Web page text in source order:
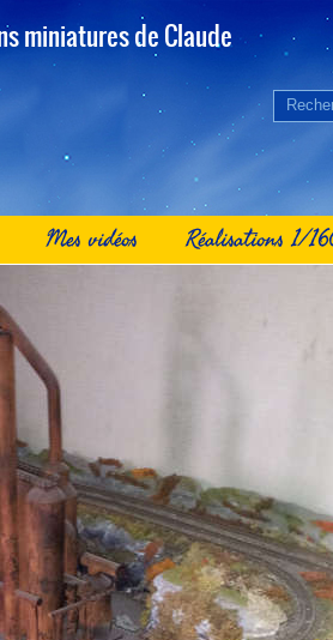
miniatures de Claude
Mes vidéos Réalisations 1/